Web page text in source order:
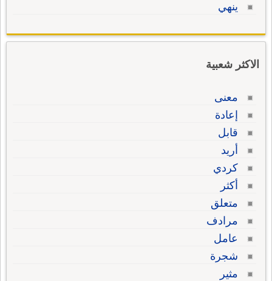
ينهي
الاكثر شعبية
معنى
إعادة
قابل
أريد
كردي
أكثر
متعلق
مرادف
عامل
شجرة
مثير